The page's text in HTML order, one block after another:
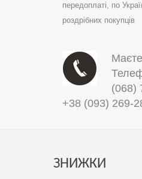
передоплаті, по
роздрібних покупців
(068)
+38 (093) 269-
ЗНИЖКИ